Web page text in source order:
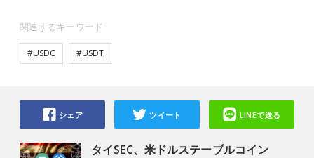
関連するキーワード
#USDC #USDT
タイSEC、米ドルステーブルコイン
シェア ツイート LINEで送る